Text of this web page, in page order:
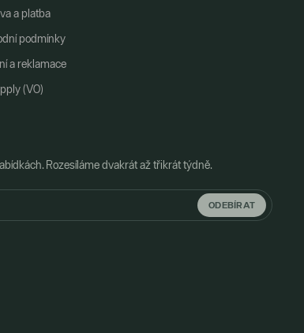
a platba
podmínky
a reklamace
(VO)
Rozesíláme dvakrát až třikrát týdně.
ODEBÍRAT